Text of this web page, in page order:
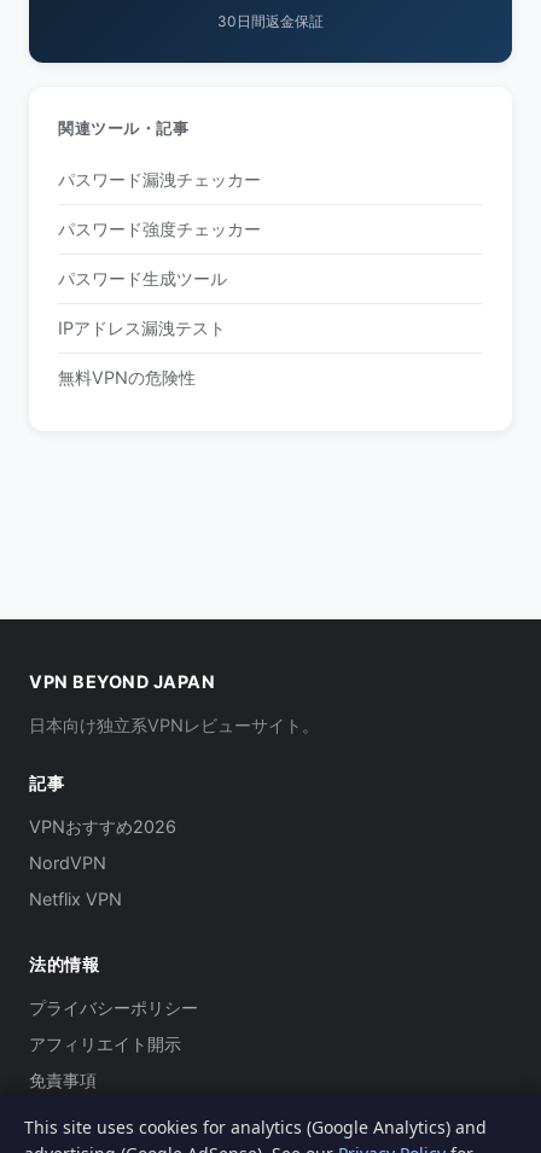
30日間返金保証
関連ツール・記事
パスワード漏洩チェッカー
パスワード強度チェッカー
パスワード生成ツール
IPアドレス漏洩テスト
無料VPNの危険性
VPN BEYOND JAPAN
日本向け独立系VPNレビューサイト。
記事
VPNおすすめ2026
NordVPN
Netflix VPN
法的情報
プライバシーポリシー
アフィリエイト開示
免責事項
This site uses cookies for analytics (Google Analytics) and